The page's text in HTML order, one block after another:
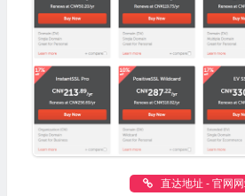
直达地址 - 官网